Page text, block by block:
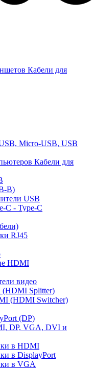
Кабели для
Micro-USB, USB
Кабели для
B)
USB
C - Type-C
RJ45
HDMI
видео
(HDMI Splitter)
(HDMI Switcher)
(DP)
DP, VGA, DVI и
в HDMI
в DisplayPort
в VGA